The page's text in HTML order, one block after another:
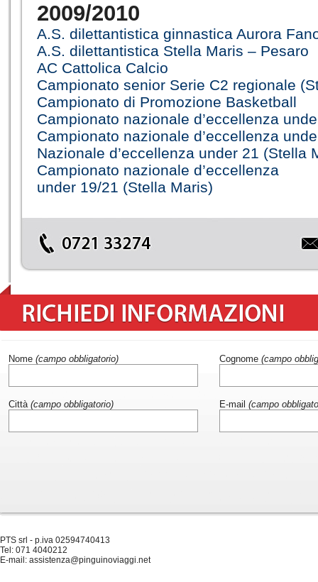
2009/2010
A.S. dilettantistica ginnastica Aurora
A.S. dilettantistica Stella Maris – Pesaro
AC Cattolica Calcio
Campionato senior Serie C2 regionale
Campionato di Promozione Basketball
Campionato nazionale d’eccellenza
Campionato nazionale d’eccellenza
Nazionale d’eccellenza under 21 (Stella
Campionato nazionale d’eccellenza
under 19/21 (Stella Maris)
Nome (campo obbligatorio) Cognome (campo
Città (campo obbligatorio) E-mail (campo
PTS srl - p.iva 02594740413
Tel: 071 4040212
E-mail: assistenza@pinguinoviaggi.net